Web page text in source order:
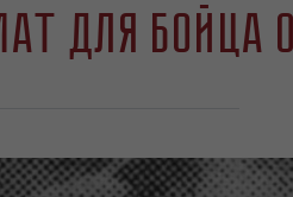
для бойца